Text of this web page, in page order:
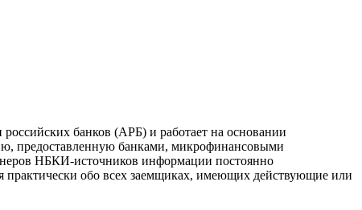
банков (АРБ) и работает на основании
предоставленную банками, микрофинансовыми
НБКИ-источников информации постоянно
практически обо всех заемщиках, имеющих действующие или